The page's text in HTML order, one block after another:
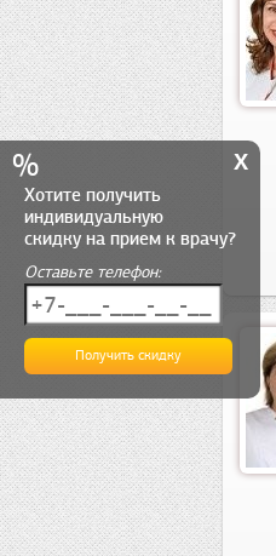
% x
Хотите получить
индивидуальную
скидку на прием к врачу?
Оставьте телефон: